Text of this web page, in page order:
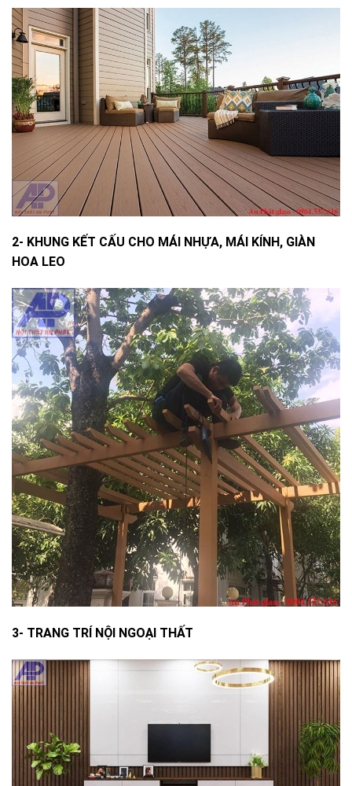
2- KHUNG KẾT CẤU CHO MÁI NHỰA, MÁI KÍNH, GIÀN
HOA LEO
3- TRANG TRÍ NỘI NGOẠI THẤT